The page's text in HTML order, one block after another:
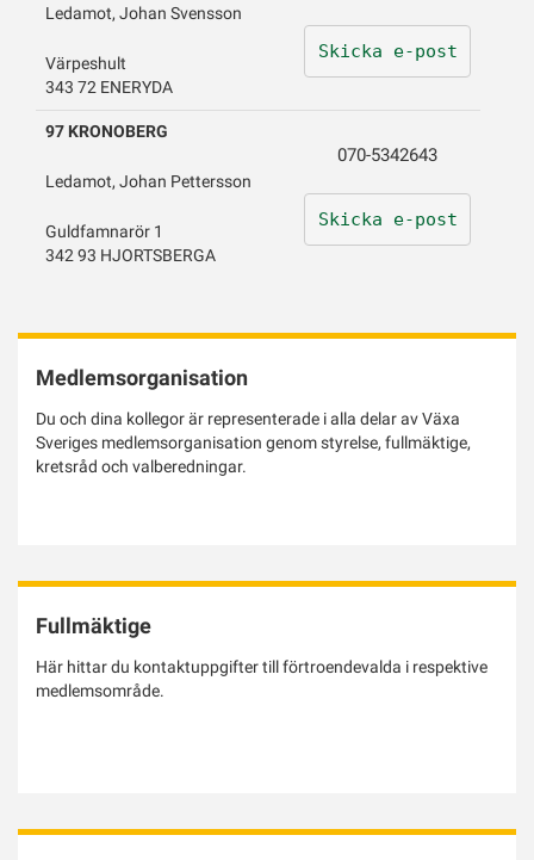
Ledamot, Johan Svensson
Värpeshult
343 72 ENERYDA
Skicka e-post
97 KRONOBERG
Ledamot, Johan Pettersson
Guldfamnarör 1
342 93 HJORTSBERGA
070-5342643
Skicka e-post
Medlemsorganisation
Du och dina kollegor är representerade i alla delar av Växa
Sveriges medlemsorganisation genom styrelse, fullmäktige,
kretsråd och valberedningar.
Fullmäktige
Här hittar du kontaktuppgifter till förtroendevalda i respektive
medlemsområde.